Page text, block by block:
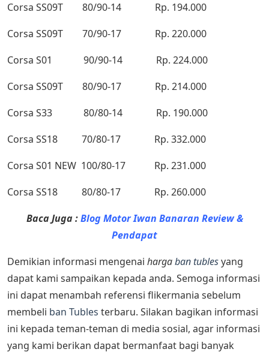
Corsa SS09T 80/90-14 Rp. 194.000
Corsa SS09T 70/90-17 Rp. 220.000
Corsa S01 90/90-14 Rp. 224.000
Corsa SS09T 80/90-17 Rp. 214.000
Corsa S33 80/80-14 Rp. 190.000
Corsa SS18 70/80-17 Rp. 332.000
Corsa S01 NEW 100/80-17 Rp. 231.000
Corsa SS18 80/80-17 Rp. 260.000
Baca Juga :Blog Motor Iwan Banaran Review &
Pendapat
Demikian informasi mengenai hargaban tublesyang
dapat kami sampaikan kepada anda. Semoga informasi
ini dapat menambah referensi flikermania sebelum
membeli ban Tubles terbaru. Silakan bagikan informasi
ini kepada teman-teman di media sosial, agar informasi
yang kami berikan dapat bermanfaat bagi banyak